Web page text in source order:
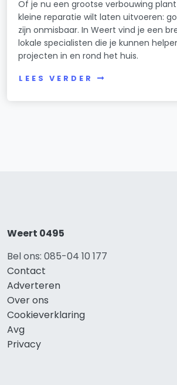
Of je nu een grootse verbouwing
kleine reparatie wilt laten uitvoeren:
zijn onmisbaar. In Weert vind je een
lokale specialisten die je kunnen
projecten in en rond het huis.
LEES VERDER
Weert 0495
Bel ons: 085-04 10 177
Contact
Adverteren
Over ons
Cookieverklaring
Avg
Privacy